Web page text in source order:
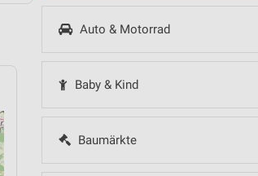
Auto & Motorrad
Baby & Kind
Baumärkte